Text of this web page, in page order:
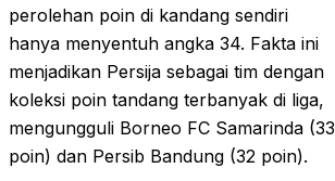
perolehan poin di kandang sendiri
hanya menyentuh angka 34. Fakta ini
menjadikan Persija sebagai tim dengan
koleksi poin tandang terbanyak di liga,
mengungguli Borneo FC Samarinda (33
poin) dan Persib Bandung (32 poin).